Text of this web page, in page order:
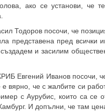
ако се установи, че
Тодоров посочи, че
представена пред всички
и засилим
Евгений Иванов посочи,
вярно, че с жалбите си
с Аурубис, които са се
И допълни, че там